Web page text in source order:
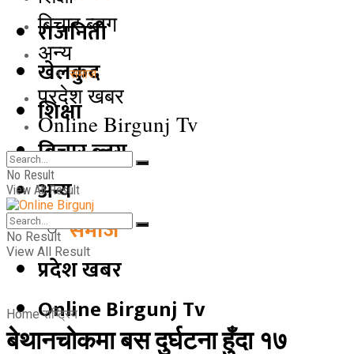
राजनिती
खेलकुद
शिक्षा
बिचार ब्लग
अन्य
समाज
प्रदेश खबर
Online Birgunj Tv
बिचार ब्लग
अन्य
समाज
प्रदेश खबर
Online Birgunj Tv
No Result
View All Result
No Result
View All Result
Home राष्ट्रिय
बेथानचोकमा बस दुर्घटना हुँदा १७